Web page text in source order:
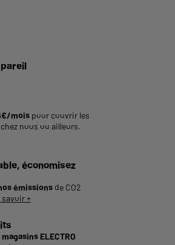
moispour couvrir les
nous ou ailleurs.
économisez
émissionsde CO2
savoir +
ELECTRO